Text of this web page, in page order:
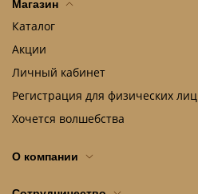
Магазин
Каталог
Акции
Личный кабинет
Регистрация для физических лиц
Хочется волшебства
О компании